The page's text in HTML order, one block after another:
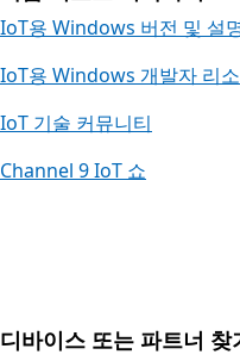
IoT용 Windows 버전 및 설
IoT용 Windows 개발자 리
IoT 기술 커뮤니티
Channel 9 IoT 쇼
디바이스 또는 파트너 찾